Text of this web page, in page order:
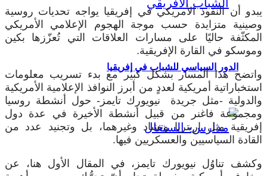
الدور السياسي للشباب في إفريقيا
يبدو أن النفوذ الأمريكي في إفريقيا يواجه تحديات روسية
وصينية متزايدة حسب موجة الهجوم الإعلامي الأمريكي
المكثّفة حاليًا على مسارات العلاقات التي تُعزّزها بكين
وموسكو في القارة الإفريقية.
واتضح هذا المسار بشكل كبير مع بدء تسريب معلومات
استخباراتية أمريكية لعددٍ من أبرز النوافذ الإعلامية الأمريكية
والدولية -مثل جريدة نيويورك تايمز- حول أنشطة روسيا
ومجموعة فاغنر من قبيل أنشطة الأخيرة في عدة دول
إفريقية مثل إريتريا وتشاد وغيرهما، بل وتجنيد عدد من
القادة السياسيين والعسكريين فيها.
وكشف تناوُل نيويورك تايمز، في المقال الأول هنا، عن